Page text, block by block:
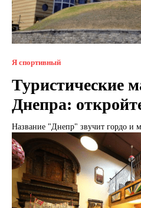
Я спортивный
Туристические
Днепра:
Название "Днепр" звучит гордо и